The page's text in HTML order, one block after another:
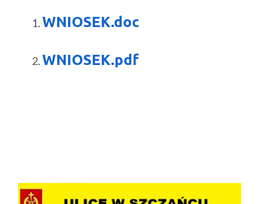
WNIOSEK.doc
WNIOSEK.pdf